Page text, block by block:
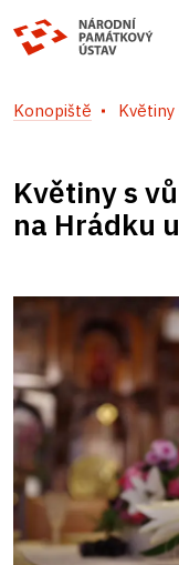
Konopiště Květiny
Květiny s
na Hrádku